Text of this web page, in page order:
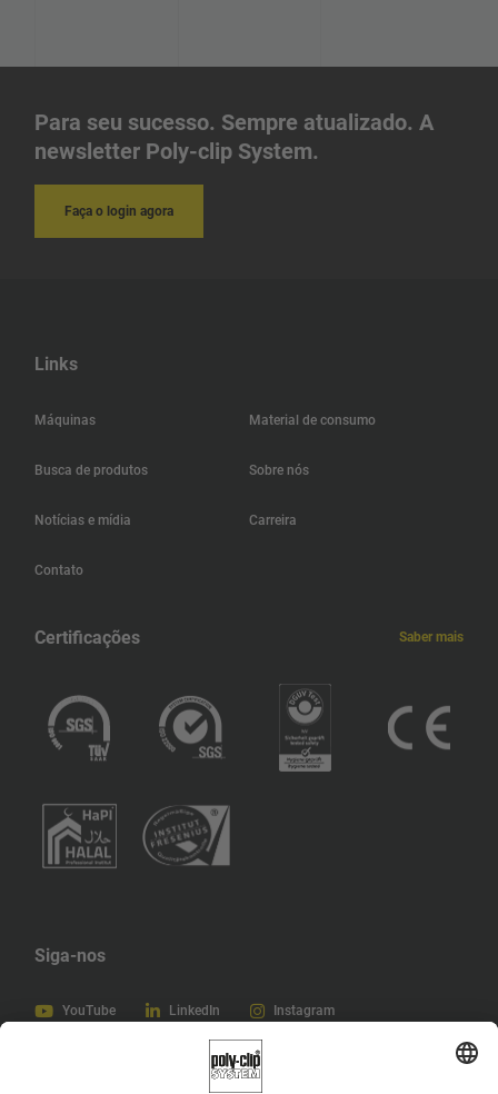
Para seu sucesso. Sempre atualizado. A
newsletter Poly-clip System.
Faça o login agora
Links
Máquinas Material de consumo
Busca de produtos Sobre nós
Notícias e mídia Carreira
Contato
Certificações Saber mais
Siga-nos
YouTube LinkedIn Instagram